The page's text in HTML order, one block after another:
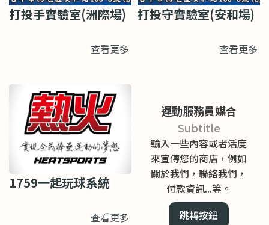
打投手實驗室(洲際場)
查看更多
打投守實驗室(安和場)
查看更多
1759一起玩球系統
查看更多
運動服務員媒合
Subtitle
輸入一些內容或者活度
來宣傳您的商店，例如
關於我們，聯絡我們，
付款資訊...等。
跳轉按鈕